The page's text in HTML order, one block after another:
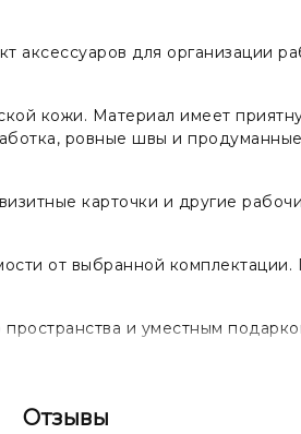
аксессуаров для организации
кожи. Материал имеет
ровные швы и
карточки и другие
от выбранной
и уместным
работы.
Отзывы